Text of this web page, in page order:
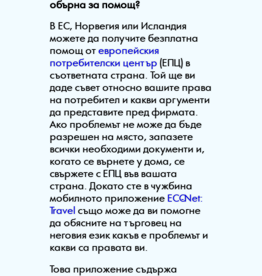
обърна за помощ?
В ЕС, Норвегия или Исландия
можете да получите безплатна
помощ от европейския
потребителски център(ЕПЦ) в
съответната страна. Той ще ви
даде съвет относно вашите права
на потребител и какви аргументи
да представите пред фирмата.
Ако проблемът не може да бъде
разрешен на място, запазете
всички необходими документи и,
когато се върнете у дома, се
свържете с ЕПЦ във вашата
страна. Докато сте в чужбина
мобилното приложение ECC-Net:
Travel също може да ви помогне
да обясните на търговец на
неговия език какъв е проблемът и
какви са правата ви.
Това приложение съдържа